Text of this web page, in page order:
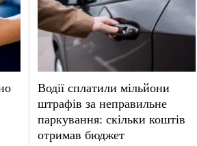
Водії сплатили мільйони
штрафів за неправильне
паркування: скільки коштів
отримав бюджет